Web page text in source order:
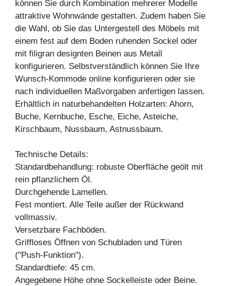
können Sie durch Kombination mehrerer Modelle
attraktive Wohnwände gestalten. Zudem haben Sie
die Wahl, ob Sie das Untergestell des Möbels mit
einem fest auf dem Boden ruhenden Sockel oder
mit filigran designten Beinen aus Metall
konfigurieren. Selbstverständlich können Sie Ihre
Wunsch-Kommode online konfigurieren oder sie
nach individuellen Maßvorgaben anfertigen lassen.
Erhältlich in naturbehandelten Holzarten: Ahorn,
Buche, Kernbuche, Esche, Eiche, Asteiche,
Kirschbaum, Nussbaum, Astnussbaum.
Technische Details:
Standardbehandlung: robuste Oberfläche geölt mit
rein pflanzlichem Öl.
Durchgehende Lamellen.
Fest montiert. Alle Teile außer der Rückwand
vollmassiv.
Versetzbare Fachböden.
Griffloses Öffnen von Schubladen und Türen
("Push-Funktion").
Standardtiefe: 45 cm.
Angegebene Höhe ohne Sockelleiste oder Beine.